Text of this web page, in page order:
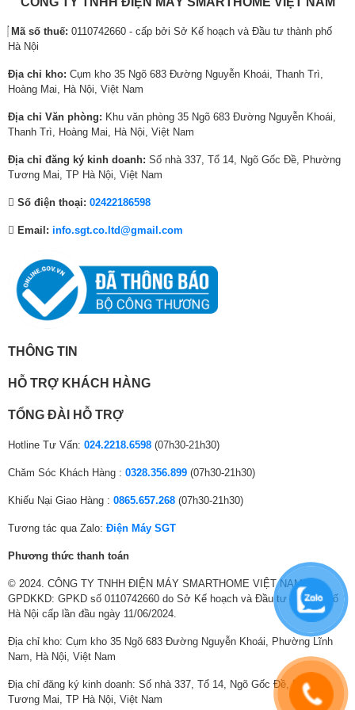
Tăng cường hiển thị màu sắc, độ tương phản
qua công nghệ Dolby Vision
– tối rõ ràng, cho số lượng màu rộng hơn, độ sáng cao hơn, giúp người
ảnh.
Dải màu rộng, hình ảnh chi tiết hơn với công
nghệ HDR10
chuẩn xác các màu sáng, màu tối, độ tương phản cao giúp tạo nên màn
hình sắc sảo, rực rỡ ngoạn mục.
Ứng dụng phổ biến:
Galaxy Play (Fim+)
MyTV
POPS Kids
VTV Go
VieON
MP3 Zing
Nhaccuatui
Google Play
Tiện ích thông minh
khác:
Micro tích hợp trên TV điều khiển giọng
nói rảnh tay
Gọi video qua Google Duo (mua thêm
Công nghệ âm thanh
Tổng công suất loa: 19W
Số lượng loa:
Dolby Atmos
Kết nối với loa tivi: Có
Các công nghệ khác: Hệ thống loa Onkyo đỉnh cao
Cổng kết nối
Kết nối Internet:
Cổng mạng LAN
Wifi
Bluetooth (Kết nối loa, thiết bị di động)
USB:
Cổng nhận hình ảnh,
3 cổng HDMI có 1 cổng HDMI eARC
,
6
0
0
.
2
,
2
4
,
0
0
0
.
,
0
.
7
9
,
0
0
0
,
.
0
,
0
Mã số thuế: 0110742660 - cấp bởi Sở Kế hoạch và Đầu tư thành phố
Hà Nội
Địa chỉ kho: Cụm kho 35 Ngõ 683 Đường Nguyễn Khoái, Thanh Trì,
Hoàng Mai, Hà Nội, Việt Nam
Địa chỉ Văn phòng: Khu văn phòng 35 Ngõ 683 Đường Nguyễn Khoái,
Thanh Trì, Hoàng Mai, Hà Nội, Việt Nam
Địa chỉ đăng ký kinh doanh: Số nhà 337, Tổ 14, Ngõ Gốc Đề, Phường
Tương Mai, TP Hà Nội, Việt Nam
Số điện thoại: 02422186598
Email: info.sgt.co.ltd@gmail.com
THÔNG TIN
HỖ TRỢ KHÁCH HÀNG
TỔNG ĐÀI HỖ TRỢ
Hotline Tư Vấn: 024.2218.6598 (07h30-21h30)
Chăm Sóc Khách Hàng : 0328.356.899 (07h30-21h30)
Khiếu Nại Giao Hàng : 0865.657.268 (07h30-21h30)
Tương tác qua Zalo: Điện Máy SGT
Phương thức thanh toán
© 2024. CÔNG TY TNHH ĐIỆN MÁY SMARTHOME VIỆT NAM.
GPDKKD: GPKD số 0110742660 do Sở Kế hoạch và Đầu tư Thành phố
Hà Nội cấp lần đầu ngày 11/06/2024.
Địa chỉ kho: Cụm kho 35 Ngõ 683 Đường Nguyễn Khoái, Phường Lĩnh
Nam, Hà Nội, Việt Nam
Địa chỉ đăng ký kinh doanh: Số nhà 337, Tổ 14, Ngõ Gốc Đề, Phường
Tương Mai, TP Hà Nội, Việt Nam